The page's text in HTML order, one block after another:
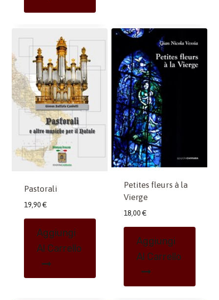
Pastorali
19,90 €
Aggiungi
Al Carrello
Petites fleurs à la
Vierge
18,00 €
Aggiungi
Al Carrello